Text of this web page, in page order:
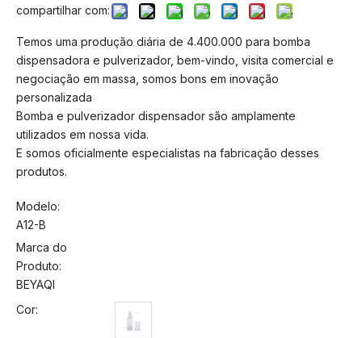
compartilhar com:
Temos uma produção diária de 4.400.000 para bomba
dispensadora e pulverizador, bem-vindo, visita comercial e
negociação em massa, somos bons em inovação
personalizada
Bomba e pulverizador dispensador são amplamente
utilizados em nossa vida.
E somos oficialmente especialistas na fabricação desses
produtos.
Modelo:
A12-B
Marca do
Produto:
BEYAQI
Cor: